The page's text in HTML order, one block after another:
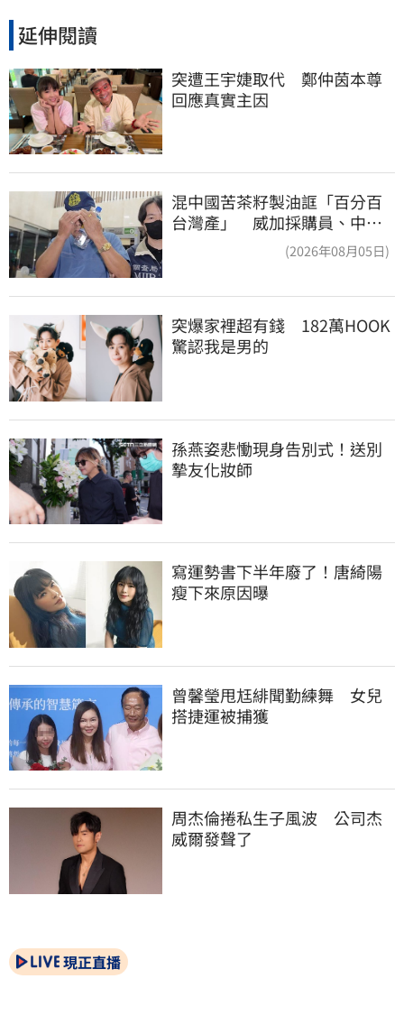
延伸閱讀
突遭王宇婕取代　鄭仲茵本尊
回應真實主因
混中國苦茶籽製油誆「百分百
台灣產」 威加採購員、中間
(2026年08月05日)
突爆家裡超有錢　182萬HOOK
驚認我是男的
孫燕姿悲慟現身告別式！送別
摯友化妝師
寫運勢書下半年廢了！唐綺陽
瘦下來原因曝
曾馨瑩甩尪緋聞勤練舞　女兒
搭捷運被捕獲
周杰倫捲私生子風波　公司杰
威爾發聲了
現正直播